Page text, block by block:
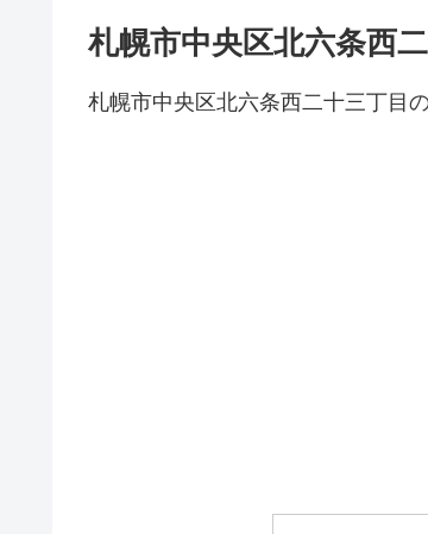
札幌市中央区北六条西
札幌市中央区北六条西二十三丁目